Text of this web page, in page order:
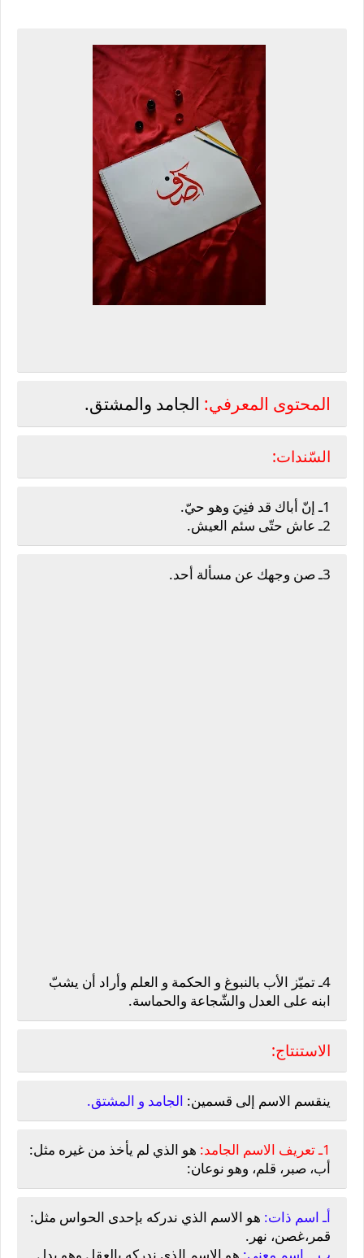
المحتوى المعرفي: الجامد والمشتق.
السّندات:
1ـ إنّ أباك قد فنِيَ وهو حيّ.
2ـ عاش حتّى سئم العيش.
3ـ صن وجهك عن مسألة أحد.
4ـ تميّز الأب بالنبوغ و الحكمة و العلم وأراد أن يشبّ
ابنه على العدل والشّجاعة والحماسة.
الاستنتاج:
ينقسم الاسم إلى قسمين: الجامد و المشتق.
1ـ تعريف الاسم الجامد:
هو الذي لم يأخذ من غيره مثل:
أب، صبر، قلم، وهو نوعان:
أـ اسم ذات: هو الاسم الذي ندركه بإحدى الحواس مثل:
قمر،غصن، نهر.